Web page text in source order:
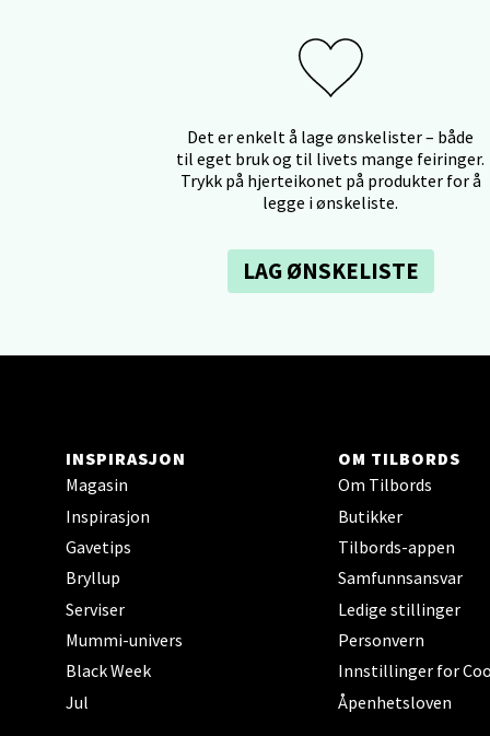
Det er enkelt å lage ønskelister – både
til eget bruk og til livets mange feiringer.
Trykk på hjerteikonet på produkter for å
legge i ønskeliste.
LAG ØNSKELISTE
INSPIRASJON
Magasin
Inspirasjon
Gavetips
Bryllup
Serviser
Mummi-univers
Black Week
Jul
OM TILBORDS
Om Tilbords
Butikker
Tilbords-appen
Samfunnsansvar
Ledige stillinger
Personvern
Innstillinger for
Åpenhetsloven
4 i
Ski
Ski